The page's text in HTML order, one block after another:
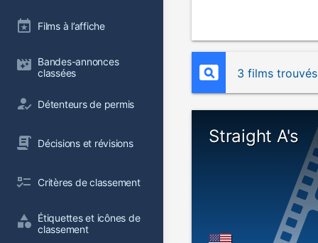
Films à l’affiche
Bandes-annonces
classées
Détenteurs de permis
Décisions et révisions
Critères de classement
Étiquettes et icônes de
classement
3 films trouvés
Straight A's